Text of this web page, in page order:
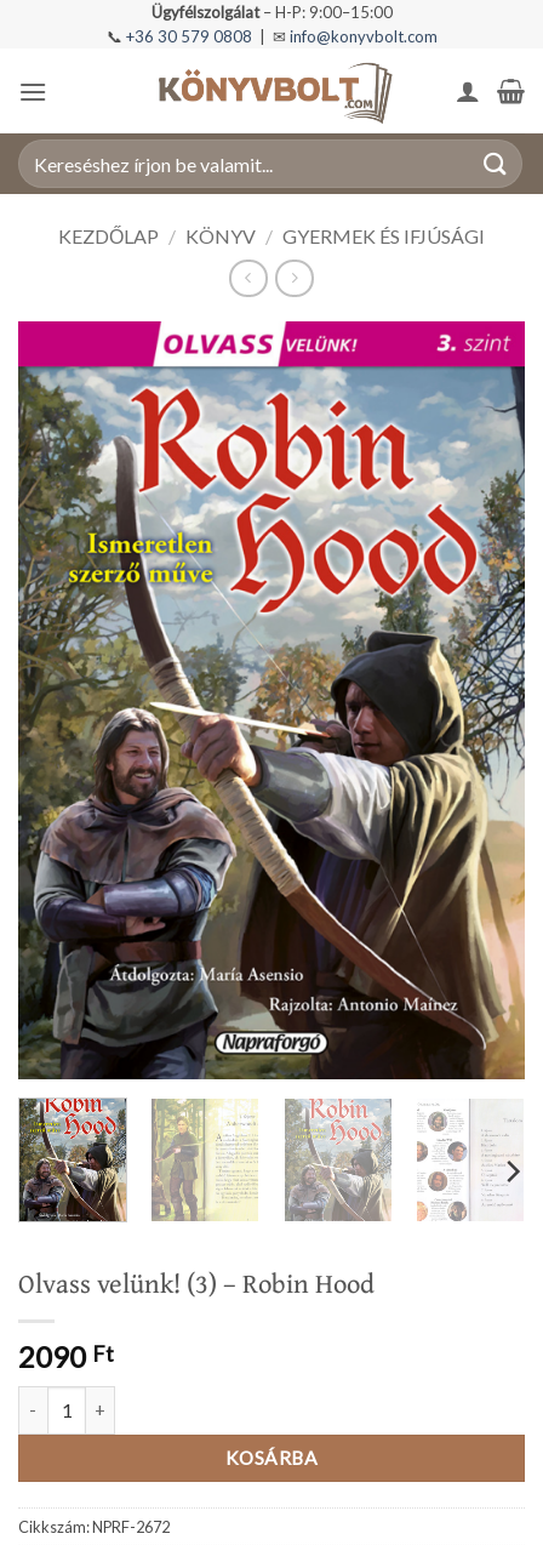
Ügyfélszolgálat– H-P: 9:00–15:00
📞 +36 30 579 0808 | ✉ info@konyvbolt.com
Keresés
a
KEZDŐLAP / KÖNYV / GYERMEK ÉS IFJÚSÁGI
Olvass velünk! (3) – Robin Hood
2090 Ft
KOSÁRBA
Cikkszám:NPRF-2672